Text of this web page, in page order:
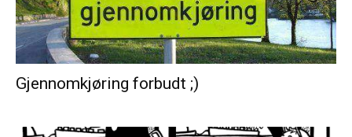
Gjennomkjøring forbudt ;)